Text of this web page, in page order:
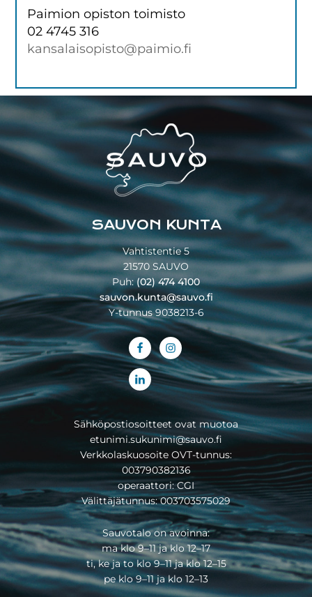
Paimion opiston toimisto
02 4745 316
kansalaisopisto@paimio.fi
Footer
SAUVON KUNTA
Vahtistentie 5
21570 SAUVO
Puh:(02) 474 4100
sauvon.kunta@sauvo.fi
Y-tunnus 9038213-6
Sähköpostiosoitteet ovat muotoa
etunimi.sukunimi@sauvo.fi
Verkkolaskuosoite OVT-tunnus:
003790382136
operaattori: CGI
Välittäjätunnus: 003703575029
Sauvotalo on avoinna:
ma klo 9–11 ja klo 12–17
ti, ke ja to klo 9–11 ja klo 12–15
pe klo 9–11 ja klo 12–13